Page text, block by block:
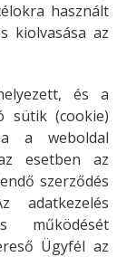
használt
kiolvasása az
és a
sütik (cookie)
a weboldal
esetben az
szerződés
adatkezelés
működését
Ügyfél az